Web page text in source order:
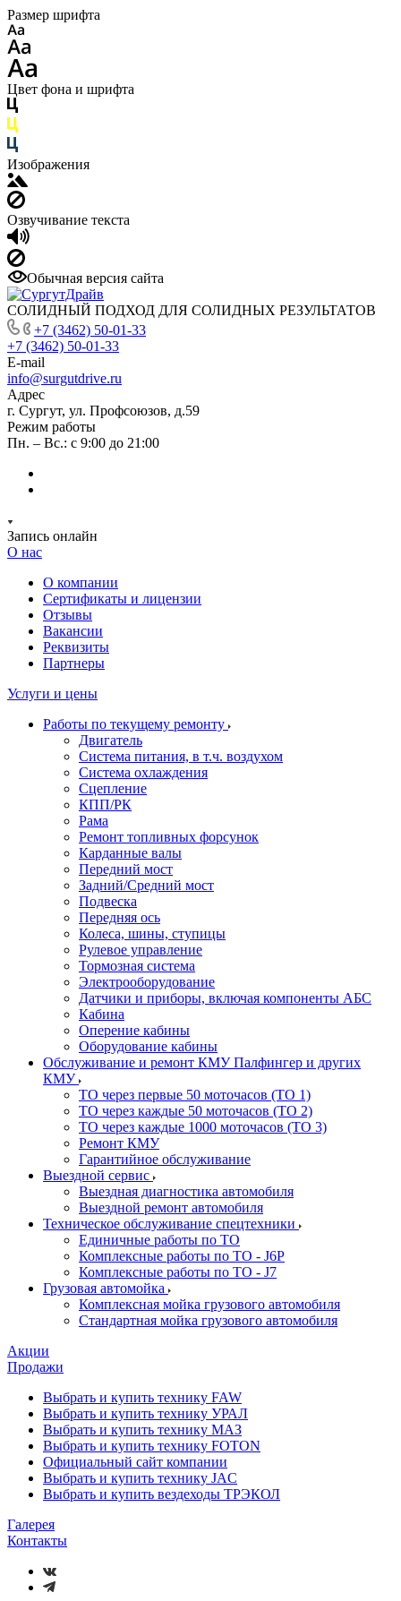
Размер шрифта
Цвет фона и шрифта
Изображения
Озвучивание текста
Обычная версия сайта
СОЛИДНЫЙ ПОДХОД ДЛЯ СОЛИДНЫХ РЕЗУЛЬТАТОВ
+7 (3462) 50-01-33
+7 (3462) 50-01-33
E-mail
info@surgutdrive.ru
Адрес
г. Сургут, ул. Профсоюзов, д.59
Режим работы
Пн. – Вс.: с 9:00 до 21:00
Запись онлайн
О нас
О компании
Сертификаты и лицензии
Отзывы
Вакансии
Реквизиты
Партнеры
Услуги и цены
Работы по текущему ремонту
Двигатель
Система питания, в т.ч. воздухом
Система охлаждения
Сцепление
КПП/РК
Рама
Ремонт топливных форсунок
Карданные валы
Передний мост
Задний/Средний мост
Подвеска
Передняя ось
Колеса, шины, ступицы
Рулевое управление
Тормозная система
Электрооборудование
Датчики и приборы, включая компоненты АБС
Кабина
Оперение кабины
Оборудование кабины
Обслуживание и ремонт КМУ Палфингер и других
КМУ
ТО через первые 50 моточасов (ТО 1)
ТО через каждые 50 моточасов (ТО 2)
ТО через каждые 1000 моточасов (ТО 3)
Ремонт КМУ
Гарантийное обслуживание
Выездной сервис
Выездная диагностика автомобиля
Выездной ремонт автомобиля
Техническое обслуживание спецтехники
Единичные работы по ТО
Комплексные работы по ТО - J6P
Комплексные работы по ТО - J7
Грузовая автомойка
Комплексная мойка грузового автомобиля
Стандартная мойка грузового автомобиля
Акции
Продажи
Выбрать и купить технику FAW
Выбрать и купить технику УРАЛ
Выбрать и купить технику МАЗ
Выбрать и купить технику FOTON
Официальный сайт компании
Выбрать и купить технику JAC
Выбрать и купить вездеходы ТРЭКОЛ
Галерея
Контакты